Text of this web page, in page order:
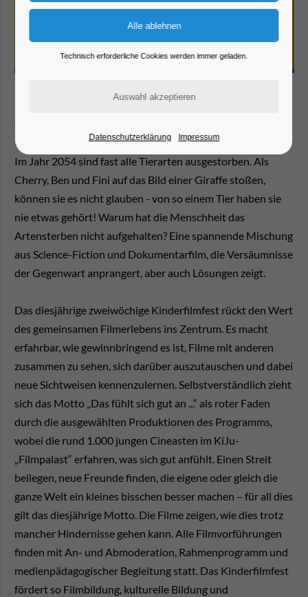
Spielfilm: "Everything Will Change" (2021; 92Min.)
Im Jahr 2054 sind fast alle Tierarten ausgestorben. Als
Cherry, Ben und Fini auf das Bild einer Giraffe stoßen,
können sie es nicht glauben - von so einem Tier haben sie
nie etwas gehört! Warum hat die Menschheit das
Artensterben nicht aufgehalten? Eine spannende Mischung
aus Science-Fiction und Dokumentarfilm, die Versäumnisse
der Gegenwart anprangert, aber auch Lösungen zeigt.
Das diesjährige zweiwöchige Kinderfilmfest rückt den Wert
des gemeinsamen Filmerlebens ins Zentrum. Es macht
erfahrbar, wie gewinnbringend es ist, Filme mit anderen
zusammen zu sehen, sich darüber auszutauschen und dabei
neue Sichtweisen kennenzulernen. Selbstverständlich zieht
sich das Motto „Das fühlt sich gut an ...“ als roter Faden
durch die ausgewählten Produktionen des Programms,
wobei die rund 1.000 jungen Cineasten im KiJu-
„Filmpalast“ erfahren, was sich gut anfühlt. Einen Streit
beilegen, neue Freunde finden, die eigene oder gleich die
ganze Welt ein kleines bisschen besser machen – für all dies
gilt das diesjährige Motto. Die Filme zeigen, wie dies trotz
mancher Hindernisse gehen kann. Alle Filmvorführungen
finden mit An- und Abmoderation, Rahmenprogramm und
medienpädagogischer Begleitung statt. Das Kinderfilmfest
fördert so Filmbildung, kulturelle Bildung und
Technisch erforderliche Cookies werden immer geladen.
Datenschutzerklärung Impressum